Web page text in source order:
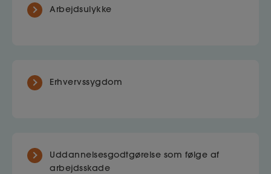
Arbejdsulykke
Erhvervssygdom
Uddannelsesgodtgørelse som følge af
arbejdsskade